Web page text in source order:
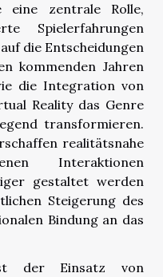
eine zentrale Rolle,
Spielerfahrungen
die Entscheidungen
kommenden Jahren
die Integration von
Reality das Genre
transformieren.
realitätsnahe
Interaktionen
gestaltet werden
Steigerung des
Bindung an das
der Einsatz von